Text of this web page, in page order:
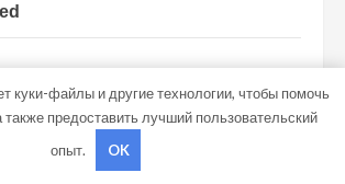
куки-файлы и другие технологии, чтобы помочь
также предоставить лучший пользовательский
опыт.
OK